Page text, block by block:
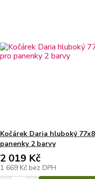
Kočárek Daria hluboký
panenky 2 barvy
2 019 Kč
1 669 Kč bez DPH